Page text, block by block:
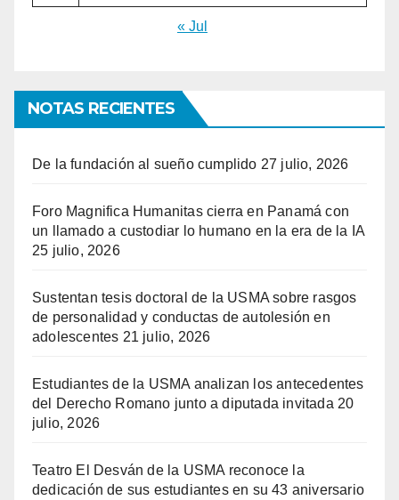
« Jul
NOTAS RECIENTES
De la fundación al sueño cumplido 27 julio, 2026
Foro Magnifica Humanitas cierra en Panamá con
un llamado a custodiar lo humano en la era de la IA
25 julio, 2026
Sustentan tesis doctoral de la USMA sobre rasgos
de personalidad y conductas de autolesión en
adolescentes 21 julio, 2026
Estudiantes de la USMA analizan los antecedentes
del Derecho Romano junto a diputada invitada 20
julio, 2026
Teatro El Desván de la USMA reconoce la
dedicación de sus estudiantes en su 43 aniversario